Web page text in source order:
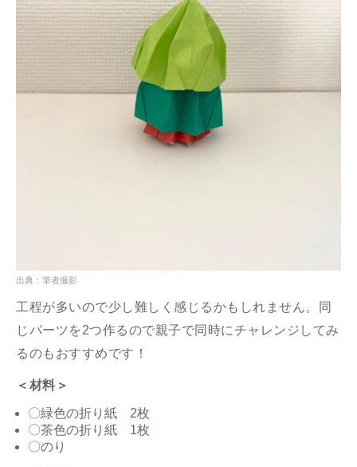
出典：筆者撮影
工程が多いので少し難しく感じるかもしれません。同
じパーツを2つ作るので親子で同時にチャレンジしてみ
るのもおすすめです！
＜材料＞
〇緑色の折り紙 2枚
〇茶色の折り紙 1枚
〇のり